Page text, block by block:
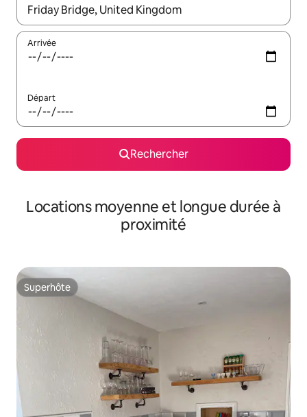
Lorsque les résultats s'affichent, utilisez les flèches vers le
Arrivée
Départ
Rechercher
Locations moyenne et longue durée à
proximité
Superhôte
Superhôte